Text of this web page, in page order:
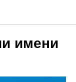
имени